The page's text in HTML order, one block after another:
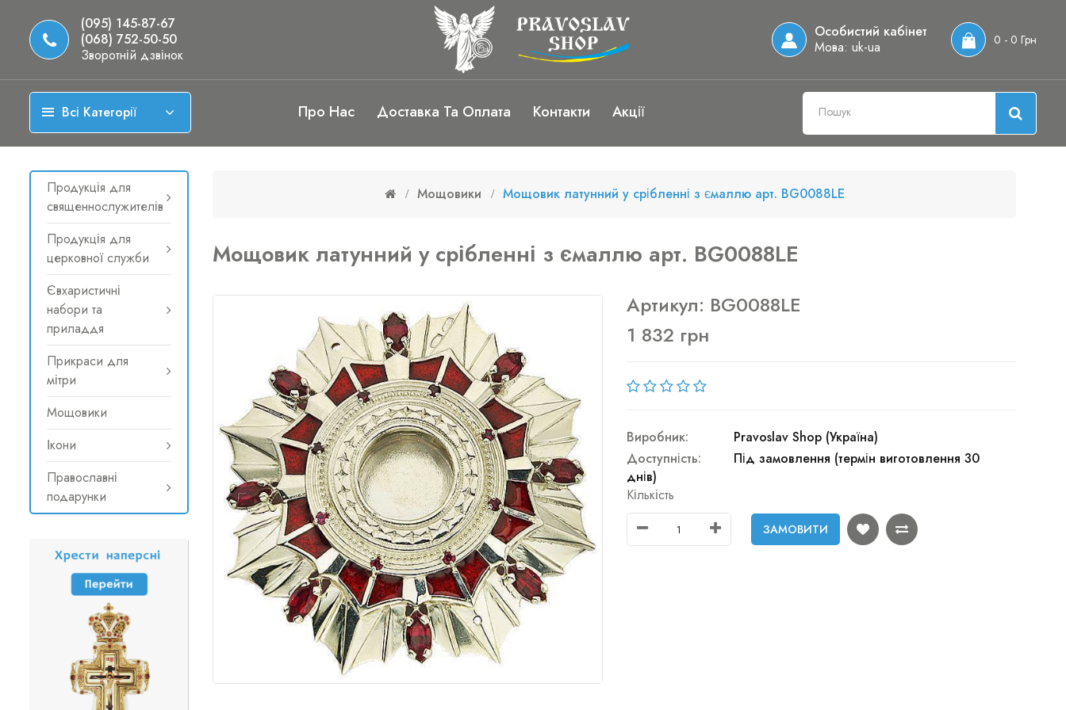
(095) 145-87-67
(068) 752-50-50
Зворотній дзвінок
Особистий кабінет
Мова: uk-ua 0 - 0 Грн
Всі Категорії Про Нас Доставка Та Оплата Контакти Акції
Продукція для
священнослужителів
Продукція для
церковної служби
Євхаристичні
набори та
приладдя
Прикраси для
мітри
Мощовики
Ікони
Православні
подарунки
Мощовики Мощовик латунний у срібленні з ємаллю арт. BG0088LE
Мощовик латунний у срібленні з ємаллю арт. BG0088LE
Артикул: BG0088LE
1 832 грн
Виробник:
Pravoslav Shop (Україна)
Доступність:
Під замовлення (термін виготовлення 30
днів)
Кількість
ЗАМОВИТИ